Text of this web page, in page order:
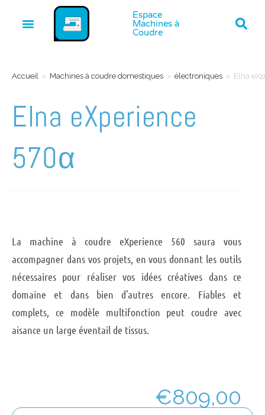
Espace
Machines à
Coudre
Accueil > Machines à coudre domestiques > électroniques > Elna
Elna eXperience
570α
La machine à coudre eXperience 560 saura vous
accompagner dans vos projets, en vous donnant les outils
nécessaires pour réaliser vos idées créatives dans ce
domaine et dans bien d’autres encore. Fiables et
complets, ce modèle multifonction peut coudre avec
aisance un large éventail de tissus.
€809,00